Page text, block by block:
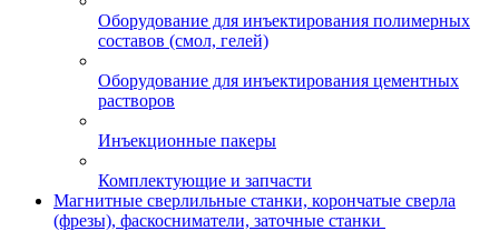
Оборудование для инъектирования полимерных
составов (смол, гелей)
Оборудование для инъектирования цементных
растворов
Инъекционные пакеры
Комплектующие и запчасти
Магнитные сверлильные станки, корончатые сверла
(фрезы), фаскосниматели, заточные станки